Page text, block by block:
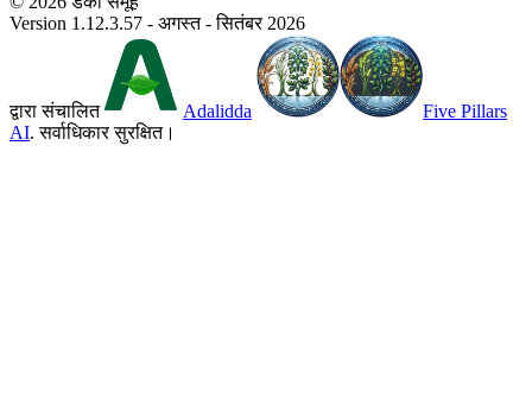
Version 1.12.3.57 - अगस्त - सितंबर 2026
द्वारा संचालित Adalidda
Five Pillars
AI. सर्वाधिकार सुरक्षित।